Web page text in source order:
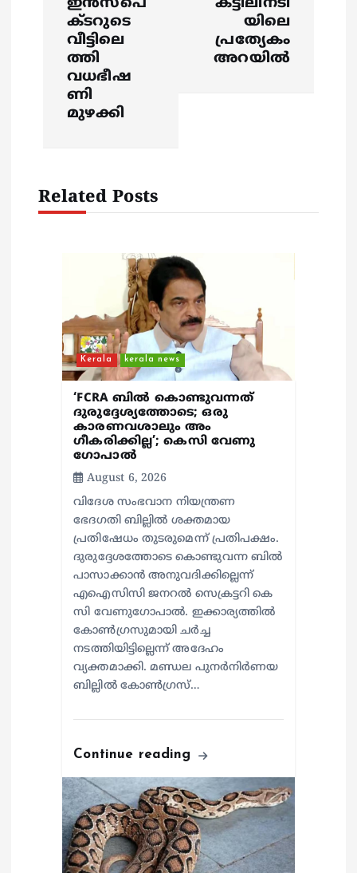
t
ഇൻസ്‌പെ
ക്ടറുടെ
വീട്ടിലെ
ത്തി
വധഭീഷ
ണി
മുഴക്കി
കട്ടിലിനടി
യിലെ
പ്രത്യേകം
അറയിൽ
Related Posts
Kerala kerala news
‘FCRA ബിൽ കൊണ്ടുവന്നത്
ദുരുദ്ദേശ്യത്തോടെ; ഒരു
കാരണവശാലും അം​
ഗീകരിക്കില്ല’; കെസി വേണു​
ഗോപാൽ
August 6, 2026
വിദേശ സംഭവാന നിയന്ത്രണ
ഭേദഗതി ബില്ലിൽ ശക്തമായ
പ്രതിഷേധം തുടരുമെന്ന് പ്രതിപക്ഷം.
ദുരുദ്ദേശത്തോടെ കൊണ്ടുവന്ന ബിൽ
പാസാക്കാൻ അനുവദിക്കില്ലെന്ന്
എഐസിസി ജനറൽ സെക്രട്ടറി കെ
സി വേണുഗോപാൽ. ഇക്കാര്യത്തിൽ
കോൺഗ്രസുമായി ചർച്ച
നടത്തിയിട്ടില്ലെന്ന് അദേഹം
വ്യക്തമാക്കി. മണ്ഡല പുനർനിർണയ
ബില്ലിൽ കോൺഗ്രസ്…
Continue reading